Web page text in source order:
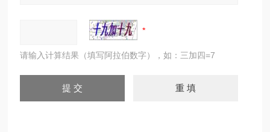
请输入计算结果（填写阿拉伯数字），如：三加四=7